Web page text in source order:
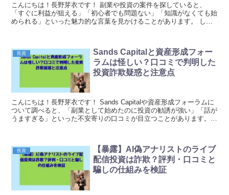
こんにちは！長野芽衣です！ 副業や投資の案件を探していると、
「すぐに利益が狙える」「初心者でも問題ない」「知識がなくても始
められる」といった魅力的な言葉を見かけることがあります。 しか
投資
Sands Capitalと資産形成フォー
ラムは怪しい？口コミで判明した
投資詐欺疑惑と注意点
こんにちは！長野芽衣です！ Sands Capitalや資産形成フォーラムに
ついて調べると、「副業として始めたのに投資の勧誘が強い」「話が
うますぎる」といった不安寄りの口コミが目立つことがあります。
投資
【暴露】AI偽アナリストのライブ
配信投資は詐欺？評判・口コミと
騙しの仕組みを検証